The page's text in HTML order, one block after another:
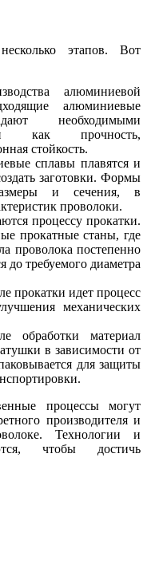
этапов. Вот
алюминиевой
алюминиевые
необходимыми
как прочность,
стойкость.
сплавы плавятся и
заготовки. Формы
и сечения, в
проволоки.
процессу прокатки.
прокатные станы, где
проволока постепенно
до требуемого диаметра
прокатки идет процесс
механических
обработки материал
в зависимости от
для защиты
процессы могут
производителя и
Технологии и
чтобы достичь